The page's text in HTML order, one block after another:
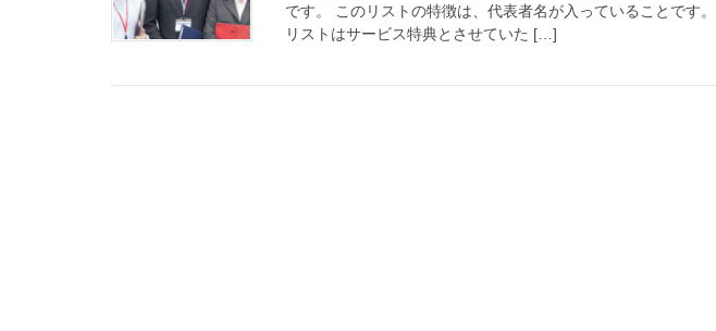
です。 このリストの特徴は、代表者名が入っていることです
リストはサービス特典とさせていた […]